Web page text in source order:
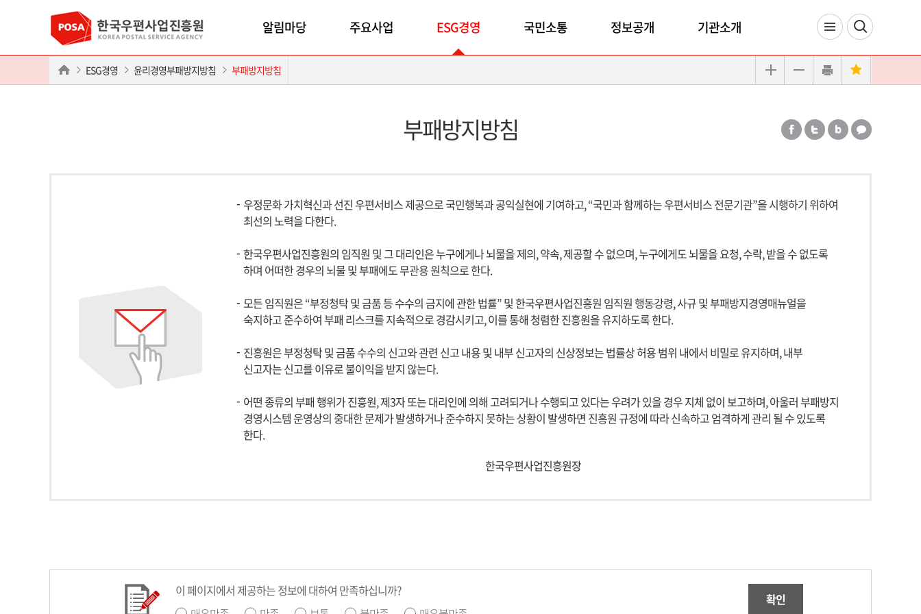
알림마당 주요사업 ESG경영 국민소통 정보공개 기관소개
ESG경영 윤리경영부패방지방침 부패방지방침
부패방지방침
우정문화 가치혁신과 선진 우편서비스 제공으로 국민행복과 공익실현에 기여하고, “국민과 함께하는 우편서비스 전문기관”을 시행하기 위하여
최선의 노력을 다한다.
한국우편사업진흥원의 임직원 및 그 대리인은 누구에게나 뇌물을 제의, 약속, 제공할 수 없으며, 누구에게도 뇌물을 요청, 수락, 받을 수 없도록
하며 어떠한 경우의 뇌물 및 부패에도 무관용 원칙으로 한다.
모든 임직원은 “부정청탁 및 금품 등 수수의 금지에 관한 법률” 및 한국우편사업진흥원 임직원 행동강령, 사규 및 부패방지경영매뉴얼을
숙지하고 준수하여 부패 리스크를 지속적으로 경감시키고, 이를 통해 청렴한 진흥원을 유지하도록 한다.
진흥원은 부정청탁 및 금품 수수의 신고와 관련 신고 내용 및 내부 신고자의 신상정보는 법률상 허용 범위 내에서 비밀로 유지하며, 내부
신고자는 신고를 이유로 불이익을 받지 않는다.
어떤 종류의 부패 행위가 진흥원, 제3자 또는 대리인에 의해 고려되거나 수행되고 있다는 우려가 있을 경우 지체 없이 보고하며, 아울러 부패방지
경영시스템 운영상의 중대한 문제가 발생하거나 준수하지 못하는 상황이 발생하면 진흥원 규정에 따라 신속하고 엄격하게 관리 될 수 있도록
한다.
한국우편사업진흥원장
이 페이지에서 제공하는 정보에 대하여 만족하십니까?
확인